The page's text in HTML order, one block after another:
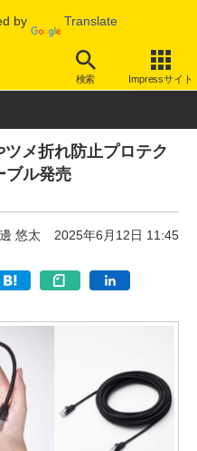
by Translate
検索 Impressサイト
その他
メ折れ防止プロテク
ブル発売
悠太 2025年6月12日 11:45